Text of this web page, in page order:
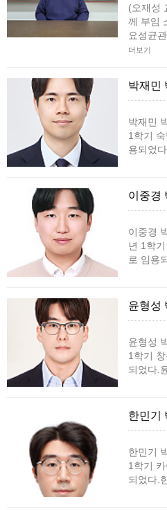
(오재성
께 부임
요성균
더보기
박재민
박재민
1학기
용되었
이중경
이중경
년 1학
로 임용
윤형성
윤형성
1학기
되었다.
한민기
한민기
1학기
되었다.